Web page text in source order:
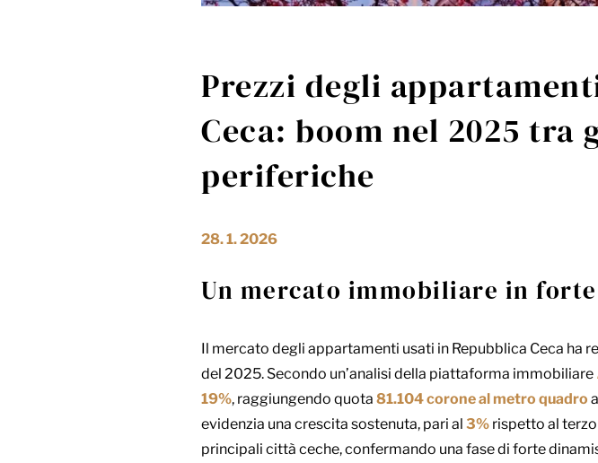
Prezzi degli
Ceca: boom nel 2025 tra
periferiche
28. 1. 2026
Un mercato immobiliare in
Il mercato degli appartamenti usati in Repubblica Ceca ha
del 2025. Secondo un’analisi della piattaforma immobiliare
19%, raggiungendo quota 81.104 corone al metro quadro
evidenzia una crescita sostenuta, pari al 3% rispetto al
principali città ceche, confermando una fase di forte